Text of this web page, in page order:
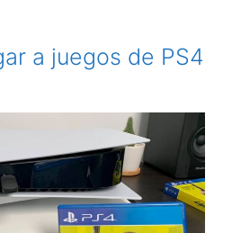
a juegos de PS4